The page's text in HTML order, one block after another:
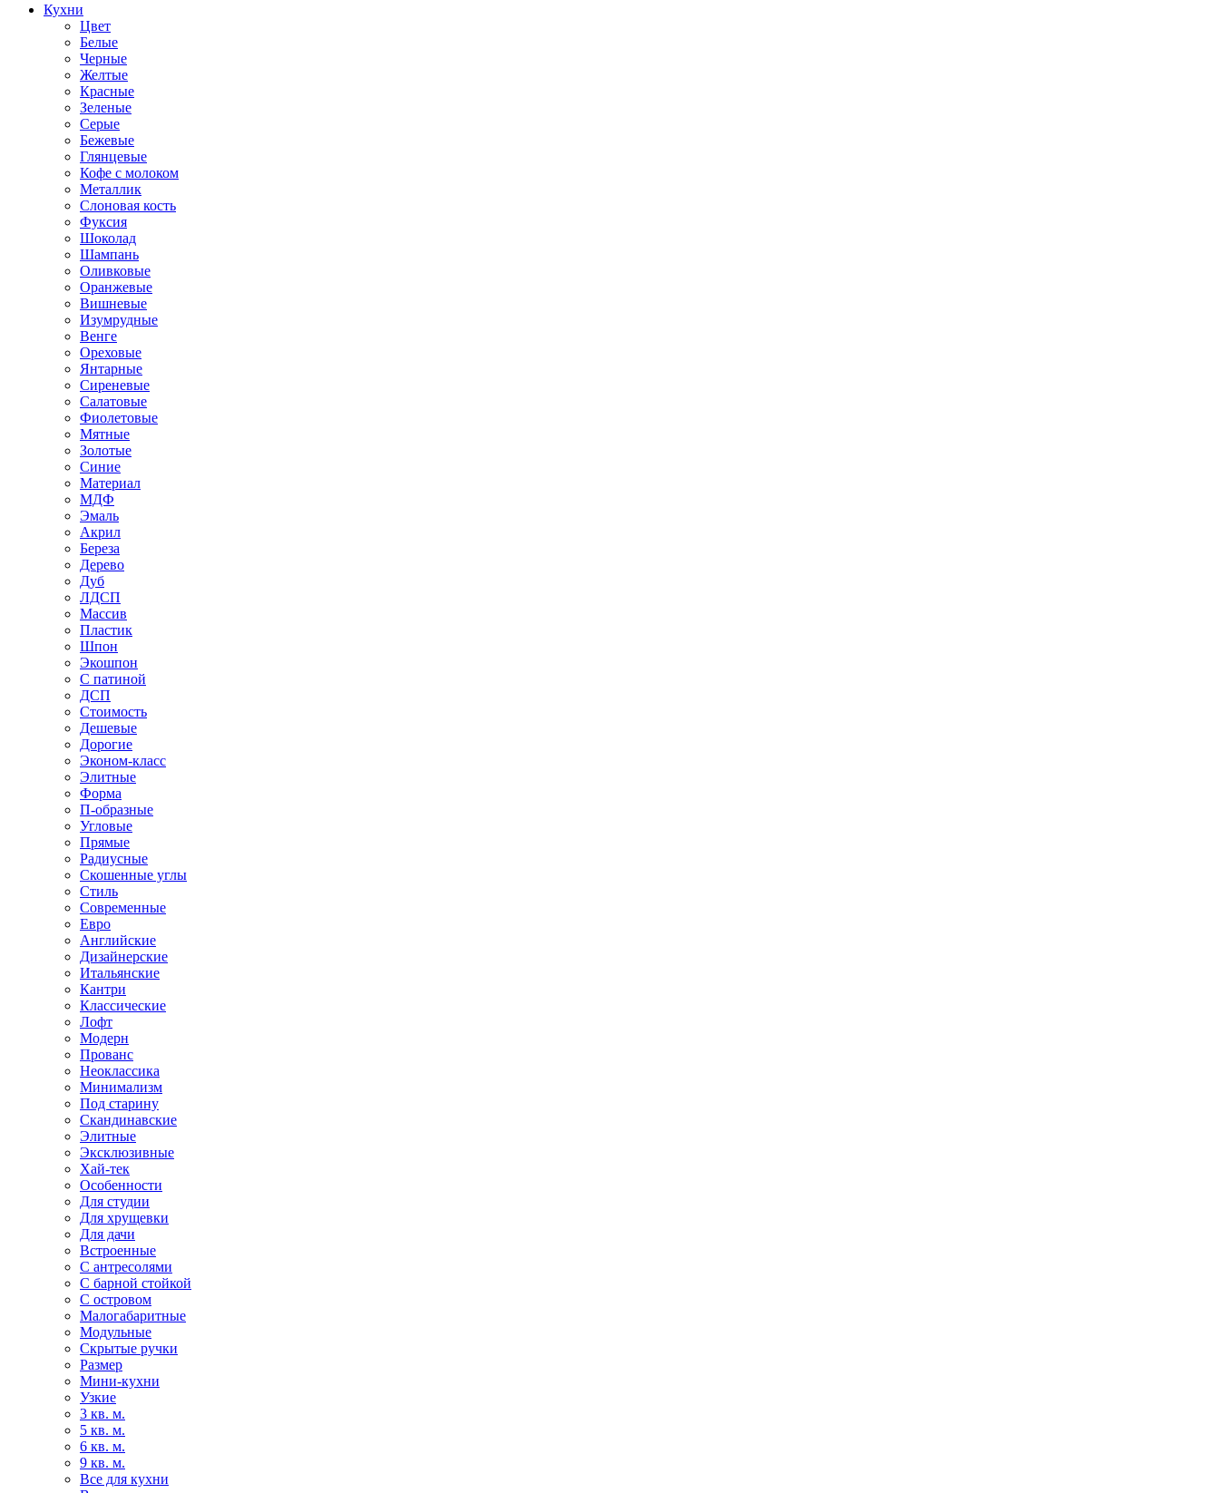
Кухни
Цвет
Белые
Черные
Желтые
Красные
Зеленые
Серые
Бежевые
Глянцевые
Кофе с молоком
Металлик
Слоновая кость
Фуксия
Шоколад
Шампань
Оливковые
Оранжевые
Вишневые
Изумрудные
Венге
Ореховые
Янтарные
Сиреневые
Салатовые
Фиолетовые
Мятные
Золотые
Синие
Материал
МДФ
Эмаль
Акрил
Береза
Дерево
Дуб
ЛДСП
Массив
Пластик
Шпон
Экошпон
С патиной
ДСП
Стоимость
Дешевые
Дорогие
Эконом-класс
Элитные
Форма
П-образные
Угловые
Прямые
Радиусные
Скошенные углы
Стиль
Современные
Евро
Английские
Дизайнерские
Итальянские
Кантри
Классические
Лофт
Модерн
Прованс
Неоклассика
Минимализм
Под старину
Скандинавские
Элитные
Эксклюзивные
Хай-тек
Особенности
Для студии
Для хрущевки
Для дачи
Встроенные
С антресолями
С барной стойкой
С островом
Малогабаритные
Модульные
Скрытые ручки
Размер
Мини-кухни
Узкие
3 кв. м.
5 кв. м.
6 кв. м.
9 кв. м.
Все для кухни